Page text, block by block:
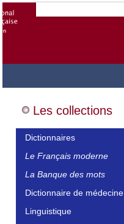
Les collections
Dictionnaires
Le Français moderne
La Banque des mots
Dictionnaire de médecine
Linguistique